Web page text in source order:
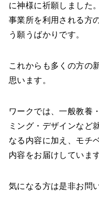
に神様に祈願しました。
事業所を利用される方
う願うばかりです。
これからも多くの方の
思います。
ワークでは、一般教養
ミング・デザインなど
なる内容に加え、モチ
内容をお届けしています
気になる方は是非お問